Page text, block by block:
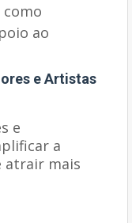
ao
e Artistas
e
a
atrair mais